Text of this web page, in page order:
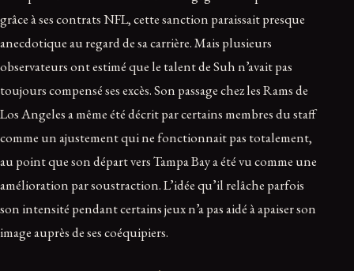
grâce à ses contrats NFL, cette sanction paraissait presque
anecdotique au regard de sa carrière. Mais plusieurs
observateurs ont estimé que le talent de Suh n’avait pas
toujours compensé ses excès. Son passage chez les Rams de
Los Angeles a même été décrit par certains membres du staff
comme un ajustement qui ne fonctionnait pas totalement,
au point que son départ vers Tampa Bay a été vu comme une
amélioration par soustraction. L’idée qu’il relâche parfois
son intensité pendant certains jeux n’a pas aidé à apaiser son
image auprès de ses coéquipiers.